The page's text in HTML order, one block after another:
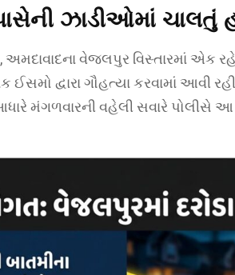
ઝાડીઓમાં ચાલતું
અમદાવાદના વેજલપુર વિસ્તારમાં એક
ઈસમો દ્વારા ગૌહત્યા કરવામાં આવી
મંગળવારની વહેલી સવારે પોલીસે